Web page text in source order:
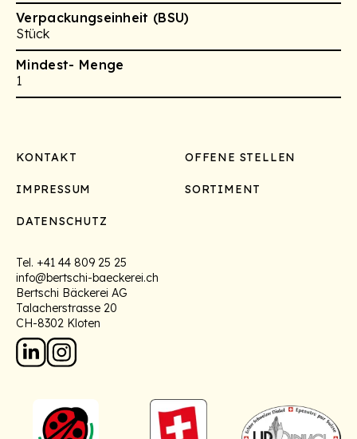
Verpackungseinheit (BSU)
Stück
Mindest- Menge
1
Footer
KONTAKT OFFENE STELLEN
IMPRESSUM SORTIMENT
DATENSCHUTZ
Tel. +41 44 809 25 25
info@bertschi-baeckerei.ch
Bertschi Bäckerei AG
Talacherstrasse 20
CH-8302 Kloten